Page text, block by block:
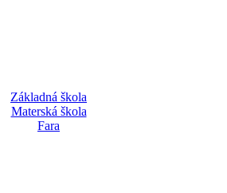
Základná škola
Materská škola
Fara